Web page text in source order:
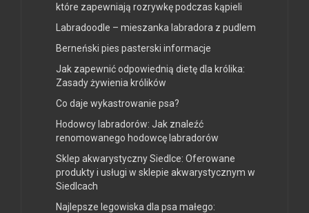
które zapewniają rozrywkę podczas kąpieli
Labradoodle – mieszanka labradora z pudlem
Berneński pies pasterski informacje
Jak zapewnić odpowiednią dietę dla królika:
Zasady żywienia królików
Co daje wykastrowanie psa?
Hodowcy labradorów: Jak znaleźć
renomowanego hodowcę labradorów
Sklep akwarystyczny Siedlce: Oferowane
produkty i usługi w sklepie akwarystycznym w
Siedlcach
Najlepsze legowiska dla psa małego: